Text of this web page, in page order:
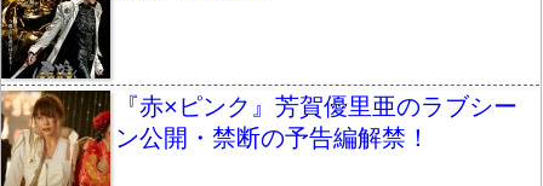
『赤×ピンク』芳賀優里亜のラブシー
ン公開・禁断の予告編解禁！